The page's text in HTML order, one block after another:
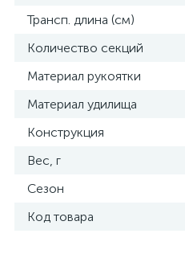
Трансп. длина (см)
Количество секций
Материал рукоятки
Материал удилища
Конструкция
Вес, г
Сезон
Код товара